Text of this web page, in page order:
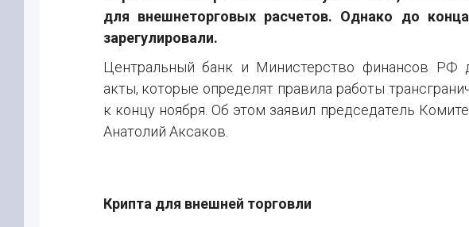
для внешнеторговых расчетов. Однако до
зарегулировали.
Центральный банк и Министерство финансов РФ
акты, которые определят правила работы
к концу ноября. Об этом заявил председатель
Анатолий Аксаков.
Крипта для внешней торговли